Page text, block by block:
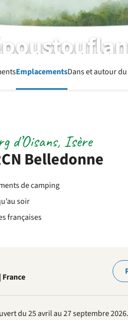
| IsèreEmplacementsDans et autour
Belledonne
d’Oisans, Isère
de camping
soir
françaises
du 25 avril au 27 septembre 2026.